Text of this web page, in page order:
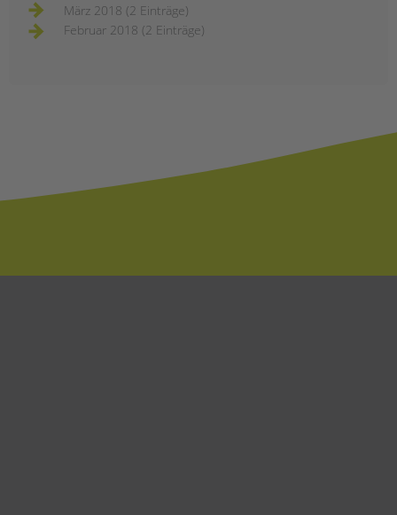
März 2018 (2 Einträge)
Februar 2018 (2 Einträge)